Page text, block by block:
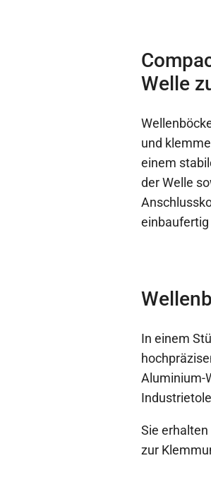
Welle
und
einem
der Welle
einbaufertig
In einem
Aluminium-
Sie
zur